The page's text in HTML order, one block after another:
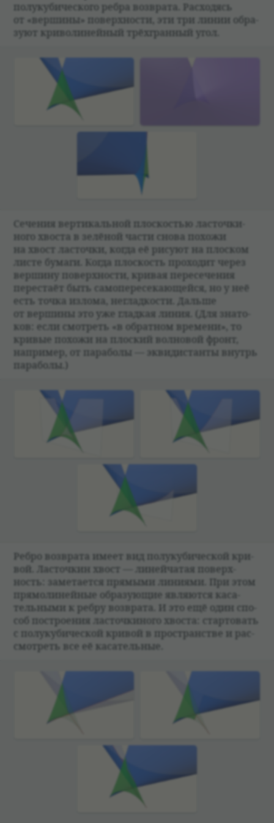
полу­ку­би­че­ского ребра воз­врата. Рас­хо­дясь
от «вершины» поверх­но­сти, эти три линии обра­
зуют кри­во­ли­ней­ный трёхгран­ный угол.
Сече­ния вер­ти­каль­ной плос­ко­стью ласточ­ки­
ного хво­ста в зелё­ной части снова похожи
на хвост ласточки, когда её рисуют на плос­ком
листе бумаги. Когда плос­кость про­хо­дит через
вершину поверх­но­сти, кри­вая пере­се­че­ния
пере­стаёт быть самопе­ре­се­кающейся, но у неё
есть точка излома, неглад­ко­сти. Дальше
от вершины это уже глад­кая линия. (Для зна­то­
ков: если смот­реть «в обрат­ном времени», то
кри­вые похожи на плос­кий вол­но­вой фронт,
напри­мер, от пара­болы — экви­ди­станты внутрь
пара­болы.)
Ребро воз­врата имеет вид полу­ку­би­че­ской кри­
вой. Ласточ­кин хвост — линей­ча­тая поверх­
ность: заме­та­ется прямыми лини­ями. При этом
прямо­ли­ней­ные обра­зующие являются каса­
тель­ными к ребру воз­врата. И это ещё один спо­
соб постро­е­ния ласточ­ки­ного хво­ста: стар­то­вать
с полу­ку­би­че­ской кри­вой в про­стран­стве и рас­
смот­реть все её каса­тель­ные.